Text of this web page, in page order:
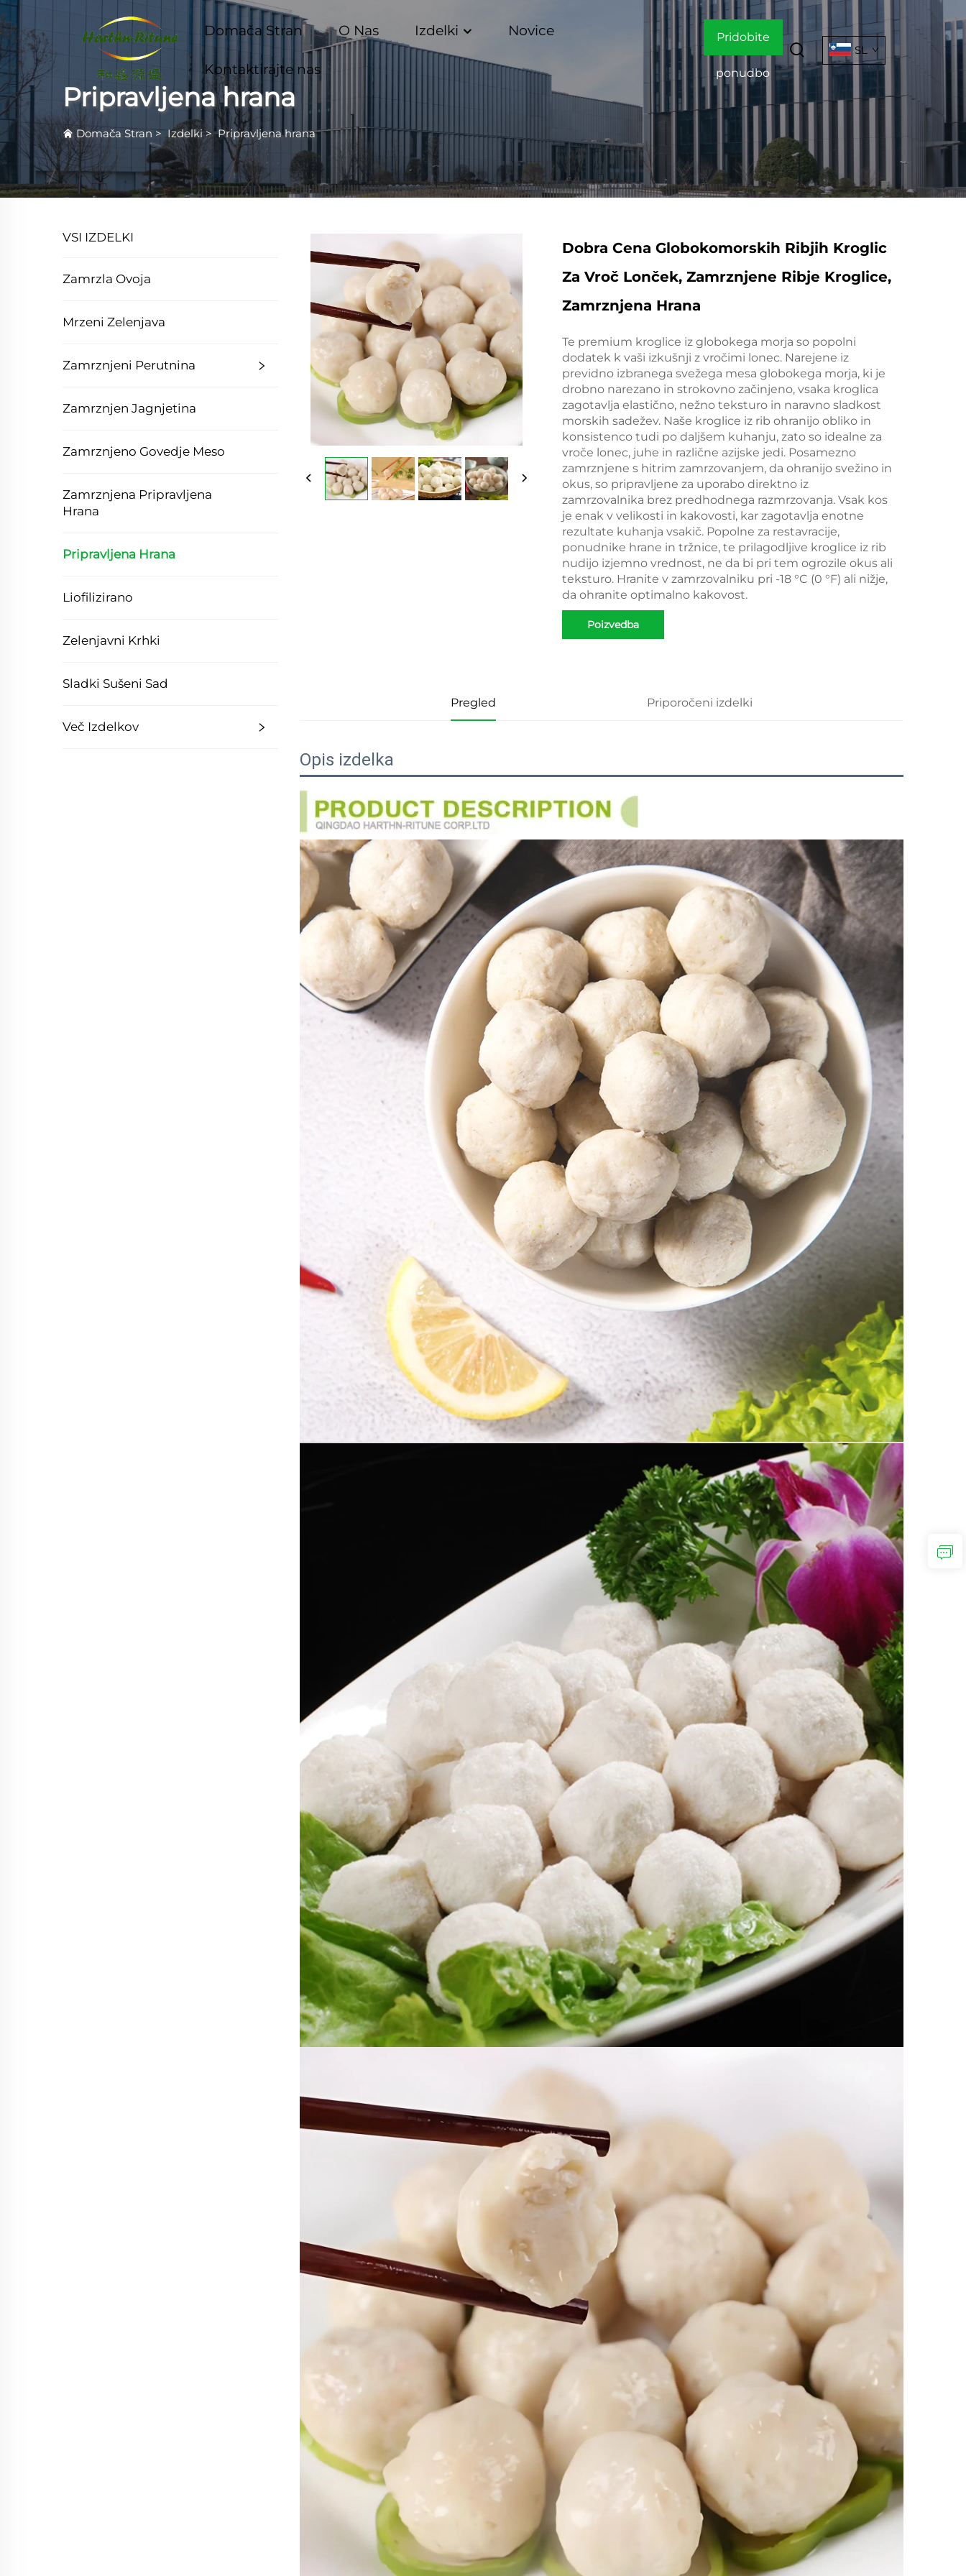
Domača Stran O Nas Izdelki Novice
Kontaktirajte nas
Pridobite
ponudbo
SL
Pripravljena hrana
Domača Stran >Izdelki>Pripravljena hrana
VSI IZDELKI
Zamrzla Ovoja
Mrzeni Zelenjava
Zamrznjeni Perutnina
Zamrznjen Jagnjetina
Zamrznjeno Govedje Meso
Zamrznjena Pripravljena
Hrana
Pripravljena Hrana
Liofilizirano
Zelenjavni Krhki
Sladki Sušeni Sad
Več Izdelkov
Dobra Cena Globokomorskih Ribjih Kroglic
Za Vroč Lonček, Zamrznjene Ribje Kroglice,
Zamrznjena Hrana
Te premium kroglice iz globokega morja so popolni
dodatek k vaši izkušnji z vročimi lonec. Narejene iz
previdno izbranega svežega mesa globokega morja, ki je
drobno narezano in strokovno začinjeno, vsaka kroglica
zagotavlja elastično, nežno teksturo in naravno sladkost
morskih sadežev. Naše kroglice iz rib ohranijo obliko in
konsistenco tudi po daljšem kuhanju, zato so idealne za
vroče lonec, juhe in različne azijske jedi. Posamezno
zamrznjene s hitrim zamrzovanjem, da ohranijo svežino in
okus, so pripravljene za uporabo direktno iz
zamrzovalnika brez predhodnega razmrzovanja. Vsak kos
je enak v velikosti in kakovosti, kar zagotavlja enotne
rezultate kuhanja vsakič. Popolne za restavracije,
ponudnike hrane in tržnice, te prilagodljive kroglice iz rib
nudijo izjemno vrednost, ne da bi pri tem ogrozile okus ali
teksturo. Hranite v zamrzovalniku pri -18 °C (0 °F) ali nižje,
da ohranite optimalno kakovost.
Poizvedba
Pregled Priporočeni izdelki
Opis izdelka